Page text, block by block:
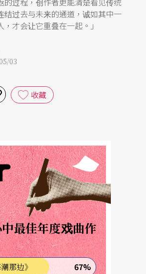
过去与未来的通道，诚如其中一
才会让它重叠在一起。」
03
收藏
最佳年度戏曲作
那边》 67%